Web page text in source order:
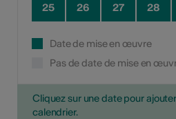
25 26 27 28
Date de mise en œuvre
Pas de date de mise en
Cliquez sur une date pour
calendrier.